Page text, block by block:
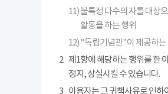
11)불특정 다수의 자를 대상
활동을 하는 행위
12)"독립기념관"이 제공하는
2 제1항에 해당하는 행위를 한
정지, 상실시킬 수 있습니다.
3 이용자는 그 귀책사유로 인